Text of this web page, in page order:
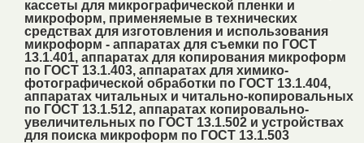
кассеты для микрографической пленки и
микроформ, применяемые в технических
средствах для изготовления и использования
микроформ - аппаратах для съемки по ГОСТ
13.1.401, аппаратах для копирования микроформ
по ГОСТ 13.1.403, аппаратах для химико-
фотографической обработки по ГОСТ 13.1.404,
аппаратах читальных и читально-копировальных
по ГОСТ 13.1.512, аппаратах копировально-
увеличительных по ГОСТ 13.1.502 и устройствах
для поиска микроформ по ГОСТ 13.1.503